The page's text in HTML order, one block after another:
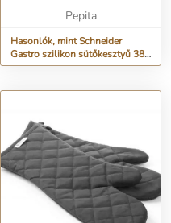
Pepita
Hasonlók, mint Schneider
Gastro szilikon sütőkesztyű 38
cm